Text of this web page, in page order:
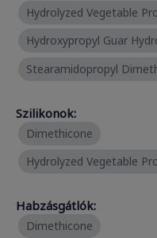
Hydrolyzed Vegetable
Hydroxypropyl Guar
Stearamidopropyl
Szilikonok:
Dimethicone
Hydrolyzed Vegetable
Habzásgátlók:
Dimethicone